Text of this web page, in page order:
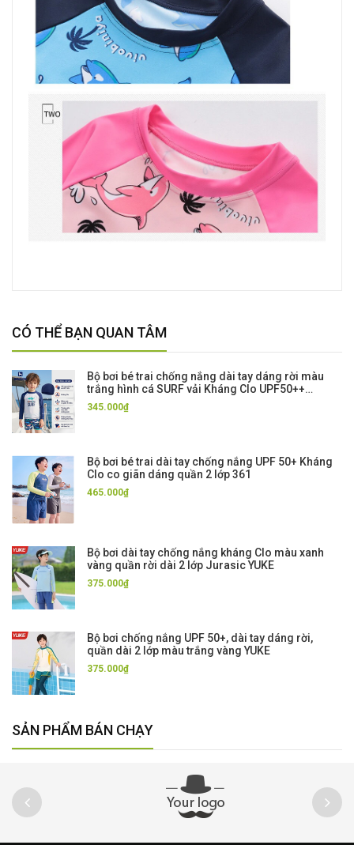
CÓ THỂ BẠN QUAN TÂM
Bộ bơi bé trai chống nắng dài tay dáng rời màu
trắng hình cá SURF vải Kháng Clo UPF50++
Momasong
345.000₫
Bộ bơi bé trai dài tay chống nắng UPF 50+ Kháng
Clo co giãn dáng quần 2 lớp 361
465.000₫
Bộ bơi dài tay chống nắng kháng Clo màu xanh
vàng quần rời dài 2 lớp Jurasic YUKE
375.000₫
Bộ bơi chống nắng UPF 50+, dài tay dáng rời,
quần dài 2 lớp màu trắng vàng YUKE
375.000₫
SẢN PHẨM BÁN CHẠY